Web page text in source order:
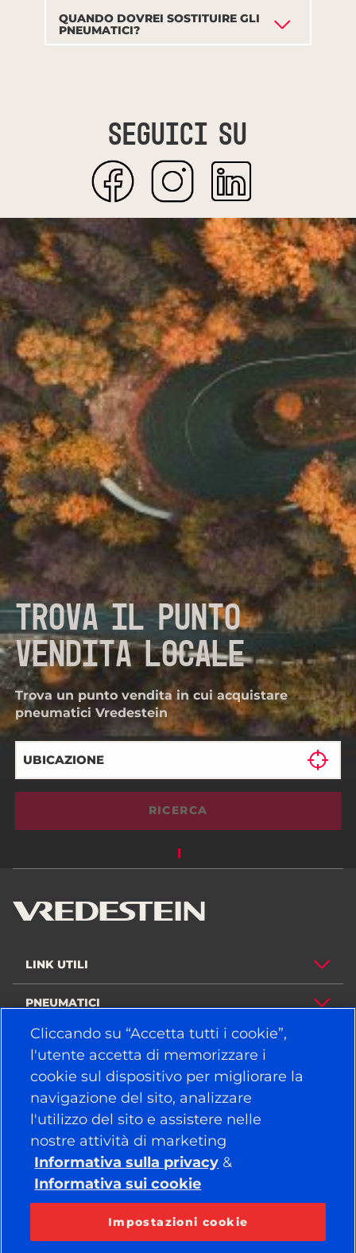
QUANDO DOVREI SOSTITUIRE GLI
PNEUMATICI?
Seguici su
TROVA IL PUNTO
VENDITA LOCALE
Trova un punto vendita in cui acquistare
pneumatici Vredestein
RICERCA
LINK UTILI
PNEUMATICI
POLITICA
AZIENDA
RESTA COLLEGATO
Facebook
YouTube
Instagram
LinkedIn
Cliccando su “Accetta tutti i cookie”,
l'utente accetta di memorizzare i
cookie sul dispositivo per migliorare la
navigazione del sito, analizzare
l'utilizzo del sito e assistere nelle
nostre attività di marketing
Informativa sulla privacy &
Informativa sui cookie
Impostazioni cookie